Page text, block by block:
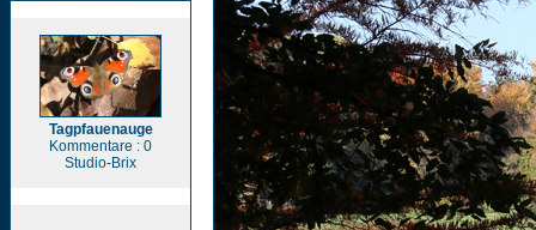
Tagpfauenauge
Kommentare : 0
Studio-Brix